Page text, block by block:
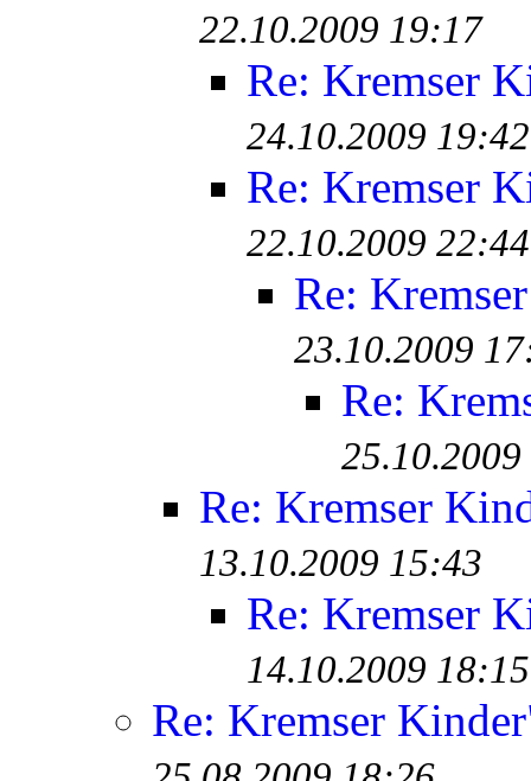
22.10.2009 19:17
Re: Kremser
24.10.2009 19:42
Re: Kremser
22.10.2009 22:44
Re:
23.10.2009
Re:
Re: Kremser
13.10.2009 15:43
Re: Kremser
14.10.2009 18:15
Re: Kremser